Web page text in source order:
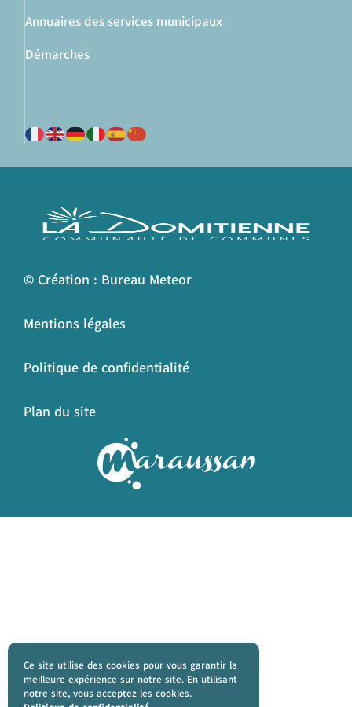
Annuaires des services municipaux
Démarches
Ce site utilise des cookies pour vous garantir la
meilleure expérience sur notre site. En utilisant
notre site, vous acceptez les cookies.
© Création : Bureau Meteor
Mentions légales
Politique de confidentialité
Plan du site